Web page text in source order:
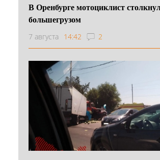
В Оренбурге мотоциклист
большегрузом
7 августа 14:42 2